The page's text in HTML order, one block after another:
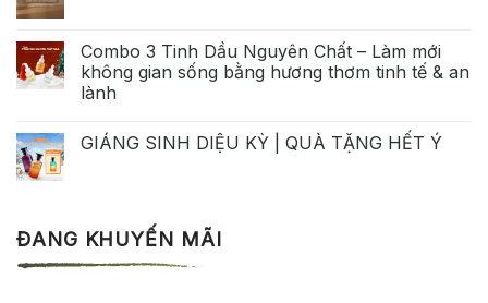
Combo 3 Tinh Dầu Nguyên Chất – Làm mới
không gian sống bằng hương thơm tinh tế & an
lành
GIÁNG SINH DIỆU KỲ | QUÀ TẶNG HẾT Ý
ĐANG KHUYẾN MÃI